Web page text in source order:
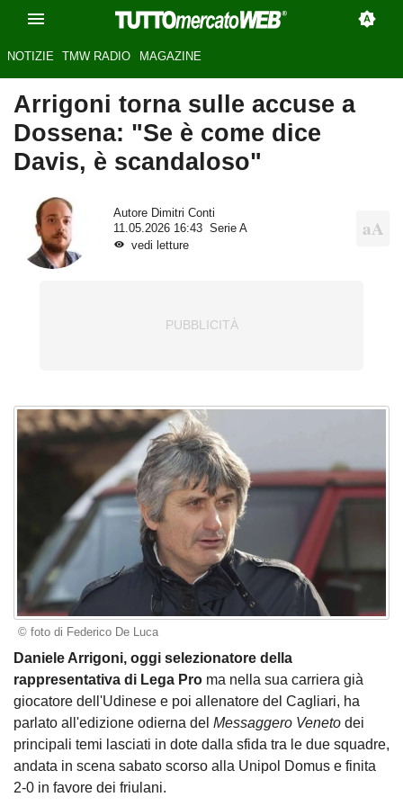
NOTIZIE TMW RADIO MAGAZINE
Arrigoni torna sulle accuse a
Dossena: "Se è come dice
Davis, è scandaloso"
Autore Dimitri Conti
11.05.2026 16:43
Serie A
vedi letture
© foto di Federico De Luca
Daniele Arrigoni, oggi selezionatore della
rappresentativa di Lega Pro ma nella sua carriera già
giocatore dell'Udinese e poi allenatore del Cagliari, ha
parlato all'edizione odierna del Messaggero Veneto dei
principali temi lasciati in dote dalla sfida tra le due squadre,
andata in scena sabato scorso alla Unipol Domus e finita
2-0 in favore dei friulani.